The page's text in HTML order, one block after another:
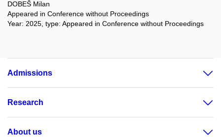
DOBEŠ Milan
Appeared in Conference without Proceedings
Year: 2025, type: Appeared in Conference without Proceedings
Admissions
Research
About us